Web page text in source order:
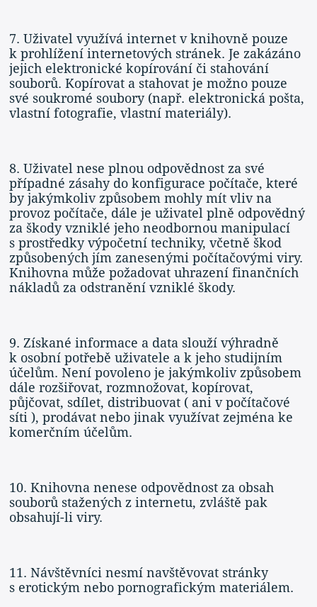
7. Uživatel využívá internet v knihovně pouze
k prohlížení internetových stránek. Je zakázáno
jejich elektronické kopírování či stahování
souborů. Kopírovat a stahovat je možno pouze
své soukromé soubory (např. elektronická pošta,
vlastní fotografie, vlastní materiály).
8. Uživatel nese plnou odpovědnost za své
případné zásahy do konfigurace počítače, které
by jakýmkoliv způsobem mohly mít vliv na
provoz počítače, dále je uživatel plně odpovědný
za škody vzniklé jeho neodbornou manipulací
s prostředky výpočetní techniky, včetně škod
způsobených jím zanesenými počítačovými viry.
Knihovna může požadovat uhrazení finančních
nákladů za odstranění vzniklé škody.
9. Získané informace a data slouží výhradně
k osobní potřebě uživatele a k jeho studijním
účelům. Není povoleno je jakýmkoliv způsobem
dále rozšiřovat, rozmnožovat, kopírovat,
půjčovat, sdílet, distribuovat ( ani v počítačové
síti ), prodávat nebo jinak využívat zejména ke
komerčním účelům.
10. Knihovna nenese odpovědnost za obsah
souborů stažených z internetu, zvláště pak
obsahují-li viry.
11. Návštěvníci nesmí navštěvovat stránky
s erotickým nebo pornografickým materiálem.